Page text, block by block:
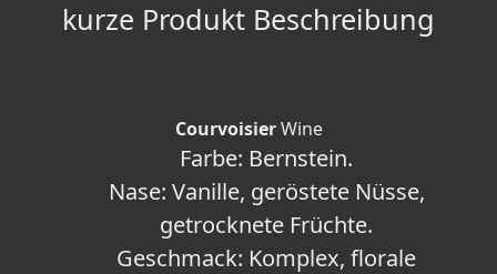
kurze Produkt Beschreibung
CourvoisierWine
Farbe: Bernstein.
Nase: Vanille, geröstete Nüsse,
getrocknete Früchte.
Geschmack: Komplex, florale